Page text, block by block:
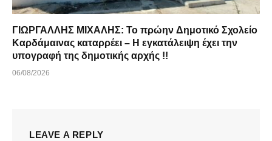
ΓΙΩΡΓΑΛΛΗΣ ΜΙΧΑΛΗΣ: Το πρώην Δημοτικό Σχολείο
Καρδάμαινας καταρρέει – Η εγκατάλειψη έχει την
υπογραφή της δημοτικής αρχής !!
06/08/2026
LEAVE A REPLY